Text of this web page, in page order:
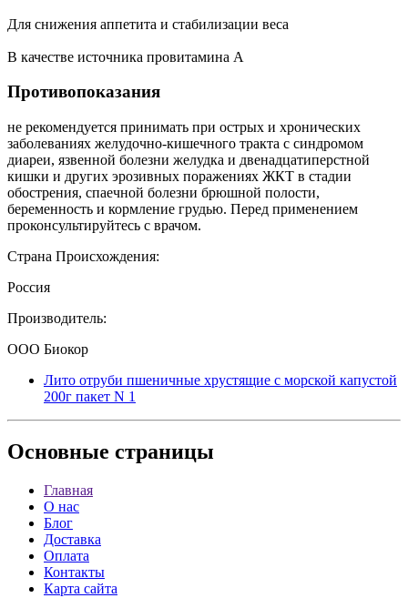
Для снижения аппетита и стабилизации веса
В качестве источника провитамина А
Противопоказания
не рекомендуется принимать при острых и хронических
заболеваниях желудочно-кишечного тракта с синдромом
диареи, язвенной болезни желудка и двенадцатиперстной
кишки и других эрозивных поражениях ЖКТ в стадии
обострения, спаечной болезни брюшной полости,
беременность и кормление грудью. Перед применением
проконсультируйтесь с врачом.
Страна Происхождения:
Россия
Производитель:
ООО Биокор
Лито отруби пшеничные хрустящие с морской капустой
200г пакет N 1
Основные страницы
Главная
О нас
Блог
Доставка
Оплата
Контакты
Карта сайта